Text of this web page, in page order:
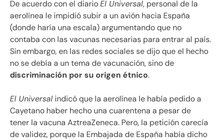
De acuerdo con el diarioEl Universal, personal de la
aerolínea le impidió subir a un avión hacia España
(donde haría una escala) argumentando que no
contaba con las vacunas necesarias para entrar al país.
Sin embargo, en las redes sociales se dijo que el hecho
no se debía a un tema de vacunación, sino de
discriminación por su origen étnico.
El Universal indicó que la aerolínea le había pedido a
Cayetano haber hecho una cuarentena a pesar de
tener la vacuna AztreaZeneca. Pero, la petición carecía
de validez, porque la Embajada de España había dicho